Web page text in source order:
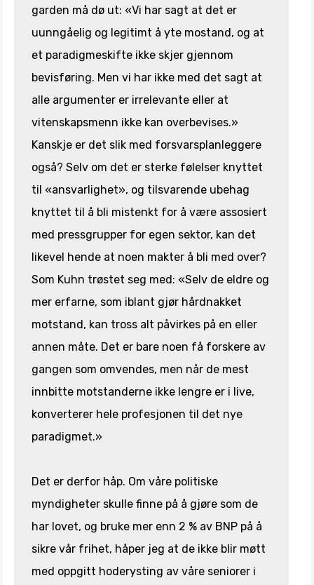
garden må dø ut: «Vi har sagt at det er
uunngåelig og legitimt å yte mostand, og at
et paradigmeskifte ikke skjer gjennom
bevisføring. Men vi har ikke med det sagt at
alle argumenter er irrelevante eller at
vitenskapsmenn ikke kan overbevises.»
Kanskje er det slik med forsvarsplanleggere
også? Selv om det er sterke følelser knyttet
til «ansvarlighet», og tilsvarende ubehag
knyttet til å bli mistenkt for å være assosiert
med pressgrupper for egen sektor, kan det
likevel hende at noen makter å bli med over?
Som Kuhn trøstet seg med: «Selv de eldre og
mer erfarne, som iblant gjør hårdnakket
motstand, kan tross alt påvirkes på en eller
annen måte. Det er bare noen få forskere av
gangen som omvendes, men når de mest
innbitte motstanderne ikke lengre er i live,
konverterer hele profesjonen til det nye
paradigmet.»
Det er derfor håp. Om våre politiske
myndigheter skulle finne på å gjøre som de
har lovet, og bruke mer enn 2 % av BNP på å
sikre vår frihet, håper jeg at de ikke blir møtt
med oppgitt hoderysting av våre seniorer i